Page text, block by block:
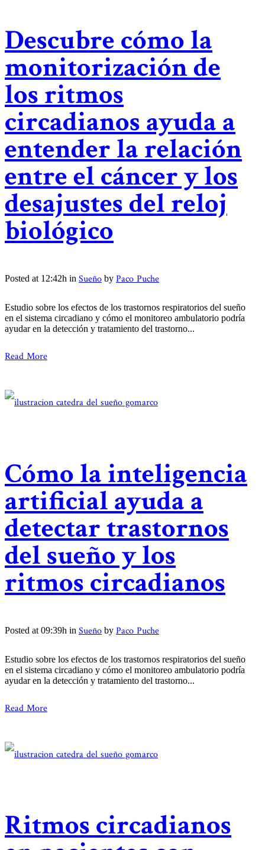
Descubre cómo la
monitorización de
los ritmos
circadianos ayuda a
entender la relación
entre el cáncer y los
desajustes del reloj
biológico
Posted at 12:42h in Sueño by Paco Puche
Estudio sobre los efectos de los trastornos respiratorios del sueño
en el sistema circadiano y cómo el monitoreo ambulatorio podría
ayudar en la detección y tratamiento del trastorno...
Read More
Cómo la inteligencia
artificial ayuda a
detectar trastornos
del sueño y los
ritmos circadianos
Posted at 09:39h in Sueño by Paco Puche
Estudio sobre los efectos de los trastornos respiratorios del sueño
en el sistema circadiano y cómo el monitoreo ambulatorio podría
ayudar en la detección y tratamiento del trastorno...
Read More
Ritmos circadianos